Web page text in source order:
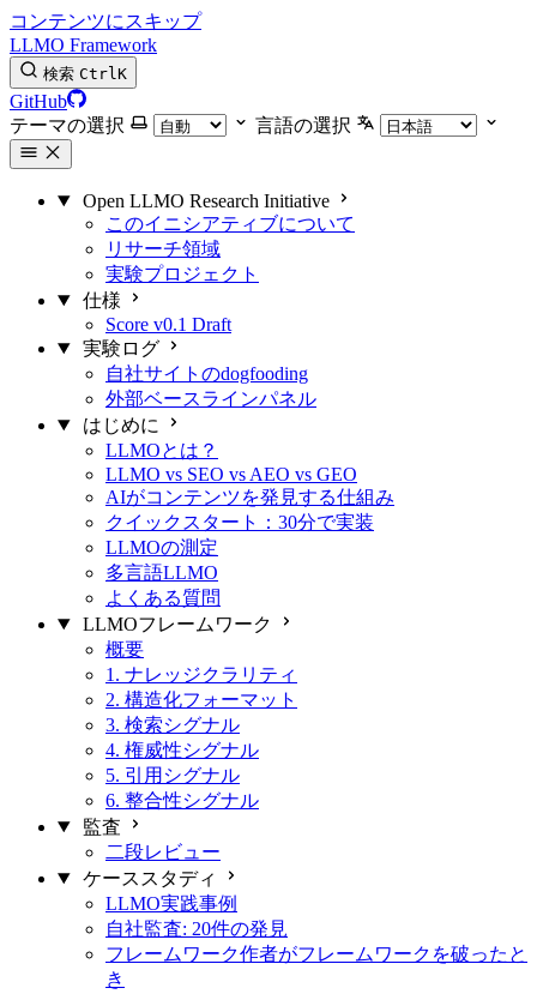
コンテンツにスキップ
LLMO Framework
検索 CtrlK
GitHub
テーマの選択
言語の選択
Open LLMO Research Initiative
このイニシアティブについて
リサーチ領域
実験プロジェクト
仕様
Score v0.1 Draft
実験ログ
自社サイトのdogfooding
外部ベースラインパネル
はじめに
LLMOとは？
LLMO vs SEO vs AEO vs GEO
AIがコンテンツを発見する仕組み
クイックスタート：30分で実装
LLMOの測定
多言語LLMO
よくある質問
LLMOフレームワーク
概要
1. ナレッジクラリティ
2. 構造化フォーマット
3. 検索シグナル
4. 権威性シグナル
5. 引用シグナル
6. 整合性シグナル
監査
二段レビュー
ケーススタディ
LLMO実践事例
自社監査: 20件の発見
フレームワーク作者がフレームワークを破ったと
き